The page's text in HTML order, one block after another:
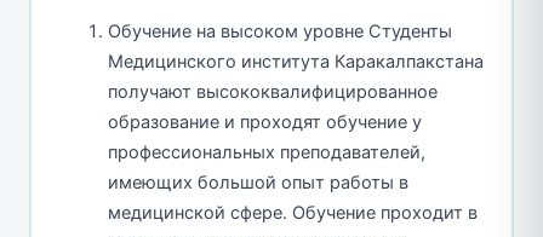
Обучение на высоком уровне Студенты
Медицинского института Каракалпакстана
получают высококвалифицированное
образование и проходят обучение у
профессиональных преподавателей,
имеющих большой опыт работы в
медицинской сфере. Обучение проходит в